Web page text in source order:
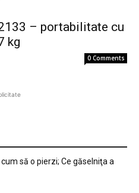
– portabilitate cu
kg
0 Comments
să o pierzi; Ce găselniţa a